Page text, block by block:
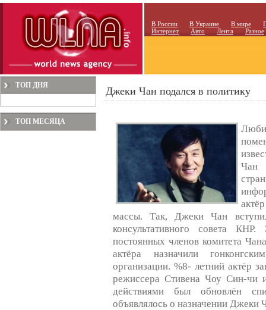
В России В Украине В мире
Интернет
Авто Лента Разное
ТОП ДНЯ
ТОП МЕСЯЦА
Джеки Чан подался в политику
Чан
массы. Так, Джеки Чан
консультативного совета
постоянных членов комитета
актёра назначили
организации. %8- летний актёр
режиссера Стивена Чоу Син-
действиями был обновлён
объявлялось о назначении Джеки